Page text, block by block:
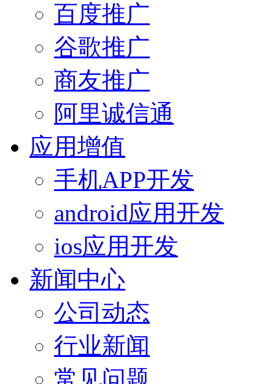
百度推广
谷歌推广
商友推广
阿里诚信通
应用增值
手机APP开发
android应用开发
ios应用开发
新闻中心
公司动态
行业新闻